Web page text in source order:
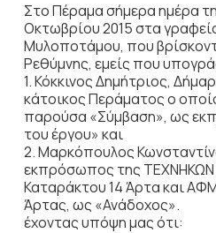
Στο Πέραμα σήμερα ημέρα
Οκτωβρίου 2015 στα
Μυλοποτάμου, που
Ρεθύμνης, εμείς που
1. Κόκκινος Δημήτριος,
κάτοικος Περάματος ο
παρούσα «Σύμβαση», ως
του έργου» και
2. Μαρκόπουλος
εκπρόσωπος της ΤΕΧΝΗΚΩΝ
Καταράκτου 14 Άρτα και
Άρτας, ως «Ανάδοχος».
έχοντας υπόψη μας ότι: